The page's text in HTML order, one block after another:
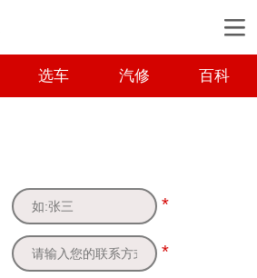
选车 汽修 百科
*
*